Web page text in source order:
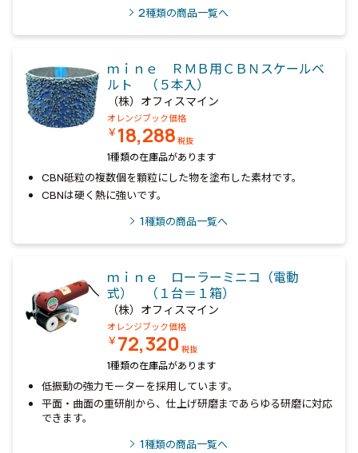
2種類の商品一覧へ
ｍｉｎｅ ＲＭＢ用ＣＢＮスケールベ
ルト （５本入）
（株）オフィスマイン
オレンジブック価格
￥18,288 税抜
1種類の在庫品があります
CBN砥粒の複数個を顆粒にした物を塗布した素材です。
CBNは硬く熱に強いです。
1種類の商品一覧へ
ｍｉｎｅ ローラーミニコ（電動
式） （１台＝１箱）
（株）オフィスマイン
オレンジブック価格
￥72,320 税抜
1種類の在庫品があります
低振動の強力モーターを採用しています。
平面・曲面の重研削から、仕上げ研磨まであらゆる研磨に対応
できます。
1種類の商品一覧へ